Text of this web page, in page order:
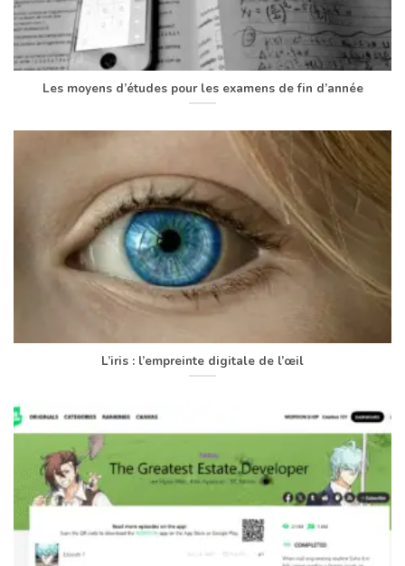
Les moyens d’études pour les examens de fin d’année
L’iris : l’empreinte digitale de l’œil